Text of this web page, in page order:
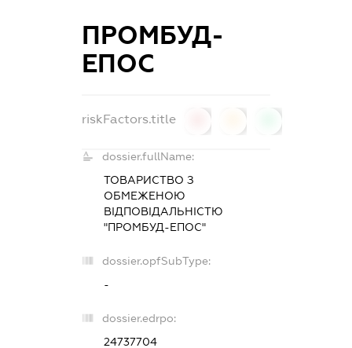
ПРОМБУД-
ЕПОС
riskFactors.title
dossier.fullName:
ТОВАРИСТВО З
ОБМЕЖЕНОЮ
ВІДПОВІДАЛЬНІСТЮ
"ПРОМБУД-ЕПОС"
dossier.opfSubType:
-
dossier.edrpo:
24737704